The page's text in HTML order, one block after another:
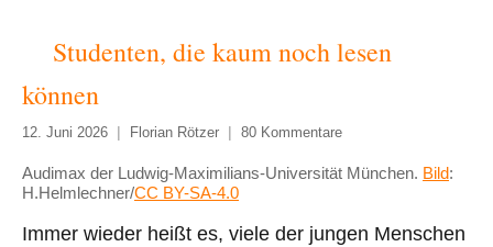
Studenten, die kaum noch lesen
können
12. Juni 2026 Florian Rötzer 80 Kommentare
Audimax der Ludwig-Maximilians-Universität München. Bild:
H.Helmlechner/CC BY-SA-4.0
Immer wieder heißt es, viele der jungen Menschen